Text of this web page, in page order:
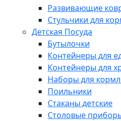
Развивающие
Стульчики для
Детская Посуда
Бутылочки
Контейнеры для
Контейнеры для
Наборы для
Поильники
Стаканы детские
Столовые